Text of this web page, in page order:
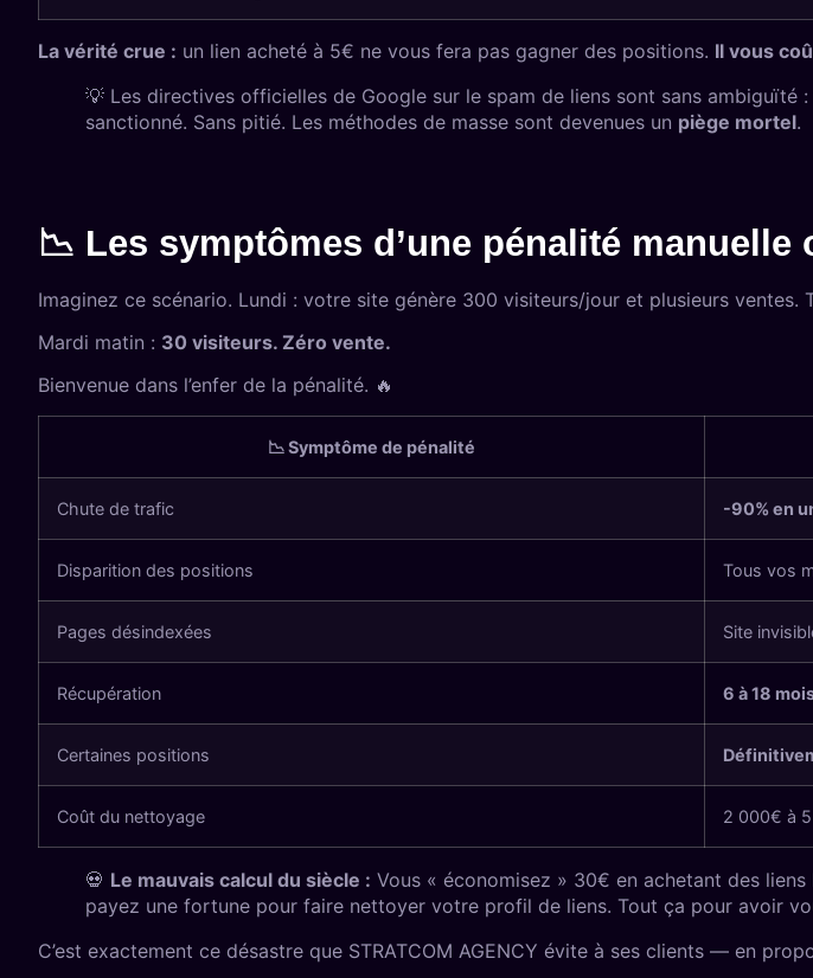
La vérité crue : un lien acheté à 5€ ne vous fera pas gagner des positions. Il vous
💡 Les directives officielles de Google sur le spam de liens sont sans ambiguïté
sanctionné. Sans pitié. Les méthodes de masse sont devenues un piège mortel.
📉 Les symptômes d’une pénalité
Imaginez ce scénario. Lundi : votre site génère 300 visiteurs/jour et plusieurs ventes.
Mardi matin : 30 visiteurs. Zéro vente.
Bienvenue dans l’enfer de la pénalité. 🔥
📉 Symptôme de pénalité
Chute de trafic -90% en
Disparition des positions Tous vos
Pages désindexées Site
Récupération 6 à 18
Certaines positions
Coût du nettoyage 2 000€ à
💀 Le mauvais calcul du siècle : Vous « économisez » 30€ en achetant des
payez une fortune pour faire nettoyer votre profil de liens. Tout ça pour avoir
C’est exactement ce désastre que STRATCOM AGENCY évite à ses clients — en